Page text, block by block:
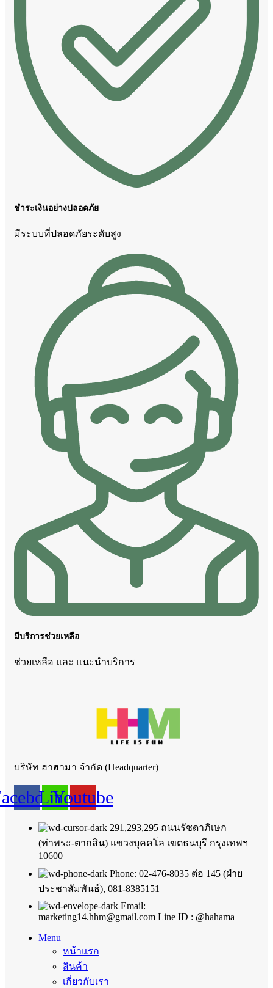
ชำระเงินอย่างปลอดภัย
มีระบบที่ปลอดภัยระดับสูง
มีบริการช่วยเหลือ
ช่วยเหลือ และ แนะนำบริการ
บริษัท ฮาฮามา จำกัด (Headquarter)
Line
Youtube
291,293,295 ถนนรัชดาภิเษก
(ท่าพระ-ตากสิน) แขวงบุคคโล เขตธนบุรี กรุงเทพฯ
10600
Phone: 02-476-8035 ต่อ 145 (ฝ่าย
ประชาสัมพันธ์), 081-8385151
Email:
marketing14.hhm@gmail.com Line ID : @hahama
Menu
หน้าแรก
สินค้า
เกี่ยวกับเรา